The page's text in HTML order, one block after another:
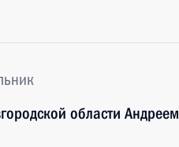
области Андреем